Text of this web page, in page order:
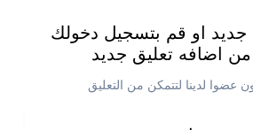
او قم بتسجيل دخولك
اضافه تعليق جديد
عضوا لدينا لتتمكن من التعليق